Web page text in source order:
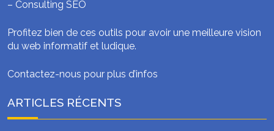
– Consulting SEO
Profitez bien de ces outils pour avoir une meilleure vision
du web informatif et ludique.
Contactez-nous pour plus d’infos
ARTICLES RÉCENTS